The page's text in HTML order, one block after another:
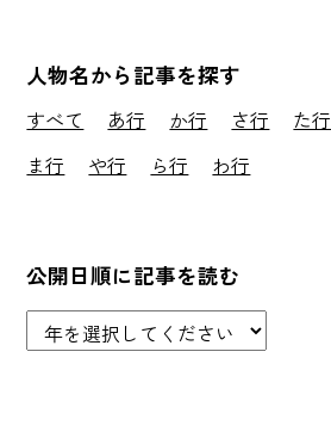
人物名から記事を探す
すべて あ行 か行 さ行 た行
ま行
や行 ら行 わ行
公開日順に記事を読む